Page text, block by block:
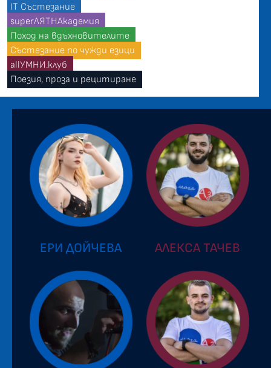
IT Състезание
superЛЯТНАкадемия
Поход на вдъхновителите
Състезание по чужди езици
allУМНИ.клуб
Поезия, проза и рецитиране
ЕРИ ДОЙЧЕВА АЛЕКСА ТАЧЕВ